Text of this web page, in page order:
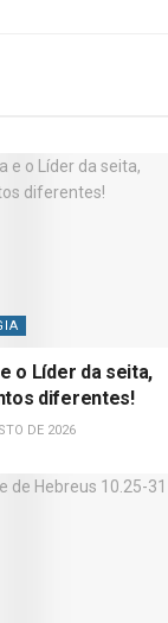
o Líder da seita,
diferentes!
DE 2026